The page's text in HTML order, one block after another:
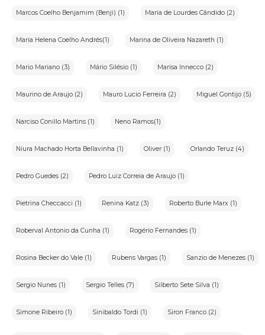
Marcos Coelho Benjamim (Benji) (1) Maria de Lourdes Cândido (2)
Maria Helena Coelho Andrés(1) Marina de Oliveira Nazareth (1)
Mario Mariano (3) Mário Silésio (1) Marisa Innecco (2)
Maurino de Araujo (2) Mauro Lucio Ferreira (2) Miguel Gontijo (5)
Narciso Conillo Martins (1) Neno Ramos(1)
Niura Machado Horta Bellavinha (1) Oliver (1) Orlando Teruz (4)
Pedro Guedes (2) Pedro Luiz Correia de Araujo (1)
Pietrina Checcacci (1) Renina Katz (3) Roberto Burle Marx (1)
Roberval Antonio da Cunha (1) Rogério Fernandes (1)
Rosina Becker do Vale (1) Rubens Vargas (1) Sanzio de Menezes (1)
Sergio Nunes (1) Sergio Telles (7) Silberto Sete Silva (1)
Simone Ribeiro (1) Sinibaldo Tordi (1) Siron Franco (2)